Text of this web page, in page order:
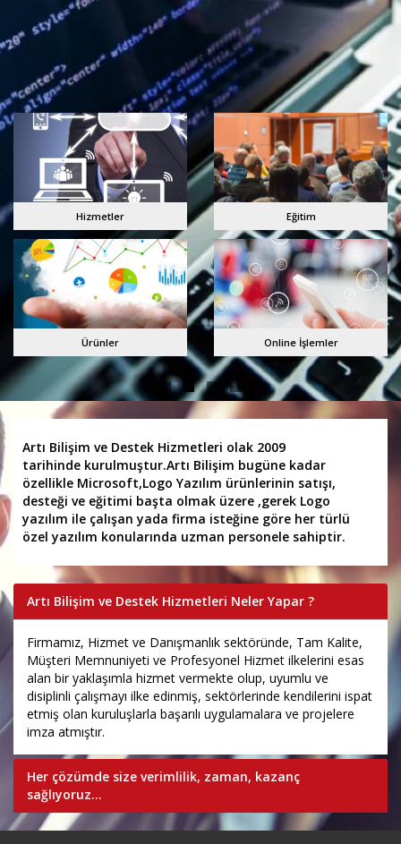
Hizmetler Eğitim
Ürünler Online İşlemler
Artı Bilişim ve Destek Hizmetleri olak 2009
tarihinde kurulmuştur.Artı Bilişim bugüne kadar
özellikle Microsoft,Logo Yazılım ürünlerinin satışı,
desteği ve eğitimi başta olmak üzere ,gerek Logo
yazılım ile çalışan yada firma isteğine göre her türlü
özel yazılım konularında uzman personele sahiptir.
Artı Bilişim ve Destek Hizmetleri Neler Yapar ?
Firmamız, Hizmet ve Danışmanlık sektöründe, Tam Kalite,
Müşteri Memnuniyeti ve Profesyonel Hizmet ilkelerini esas
alan bir yaklaşımla hizmet vermekte olup, uyumlu ve
disiplinli çalışmayı ilke edinmiş, sektörlerinde kendilerini ispat
etmiş olan kuruluşlarla başarılı uygulamalara ve projelere
imza atmıştır.
Her çözümde size verimlilik, zaman, kazanç
sağlıyoruz...